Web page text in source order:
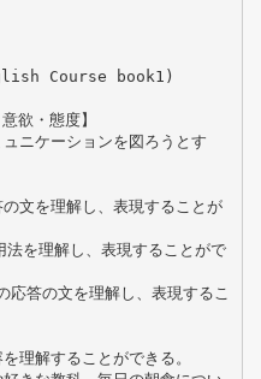
Course book1)
欲・態度】
ニケーションを図ろうとす
を理解し、表現することが
法を理解し、表現することがで
の文を理解し、表現するこ
理解することができる。